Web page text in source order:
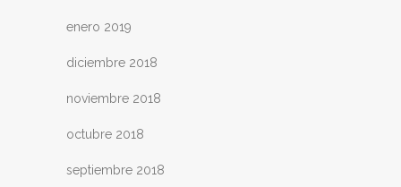
enero 2019
diciembre 2018
noviembre 2018
octubre 2018
septiembre 2018